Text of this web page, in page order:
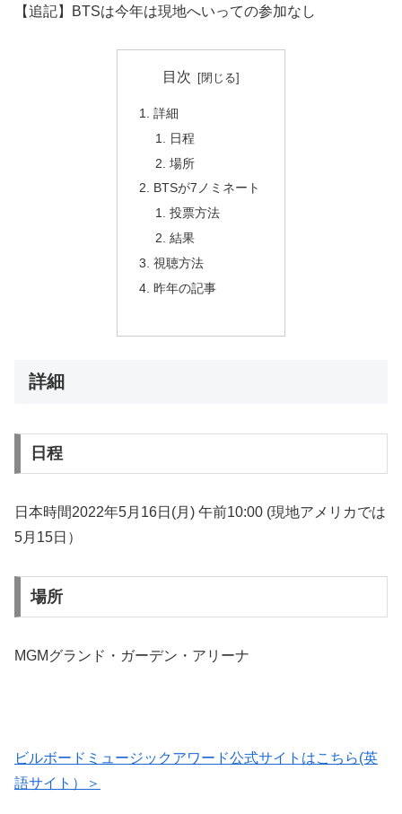
【追記】BTSは今年は現地へいっての参加なし
目次
詳細
日程
場所
BTSが7ノミネート
投票方法
結果
視聴方法
昨年の記事
詳細
日程
日本時間2022年5月16日(月) 午前10:00 (現地アメリカでは
5月15日）
場所
MGMグランド・ガーデン・アリーナ
ビルボードミュージックアワード公式サイトはこちら(英
語サイト）＞